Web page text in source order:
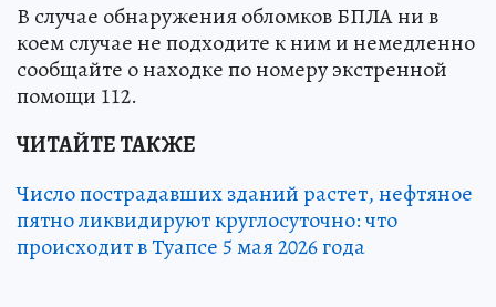
В случае обнаружения обломков БПЛА ни в
коем случае не подходите к ним и немедленно
сообщайте о находке по номеру экстренной
помощи 112.
ЧИТАЙТЕ ТАКЖЕ
Число пострадавших зданий растет, нефтяное
пятно ликвидируют круглосуточно: что
происходит в Туапсе 5 мая 2026 года